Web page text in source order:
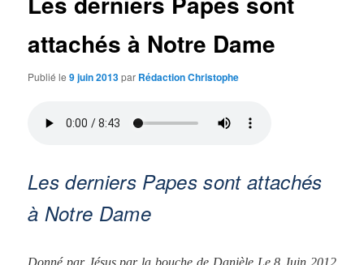
attachés à Notre Dame
Publié le9 juin 2013par Rédaction Christophe
Les derniers Papes sont attachés
à Notre Dame
Donné par Jésus par la bouche de Danièle Le 8 Juin 2012